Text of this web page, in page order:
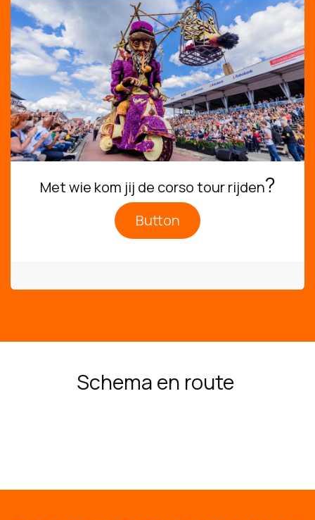
Met wie kom jij de corso tour rijden?
Button
Schema en route